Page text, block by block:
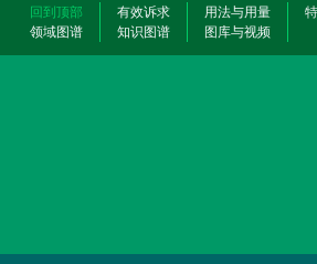
回到顶部 有效诉求 用法与用量
领域图谱
知识图谱 图库与视频